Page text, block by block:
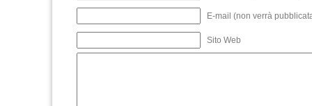
E-mail (non verrà
Sito Web